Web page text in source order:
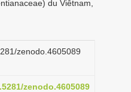
du Viêtnam,
zenodo.4605089
zenodo.4605089